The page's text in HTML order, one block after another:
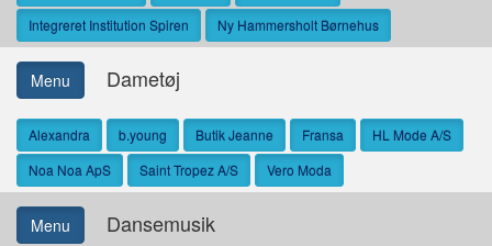
Integreret Institution Spiren
Ny Hammersholt Børnehus
Menu Dametøj
Alexandra b.young Butik Jeanne Fransa
HL Mode A/S
Noa Noa ApS
Saint Tropez A/S Vero Moda
Menu Dansemusik